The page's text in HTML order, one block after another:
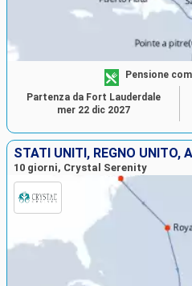
Pensione
Partenza da Fort Lauderdale
mer 22 dic 2027
10 giorni, Crystal Serenity